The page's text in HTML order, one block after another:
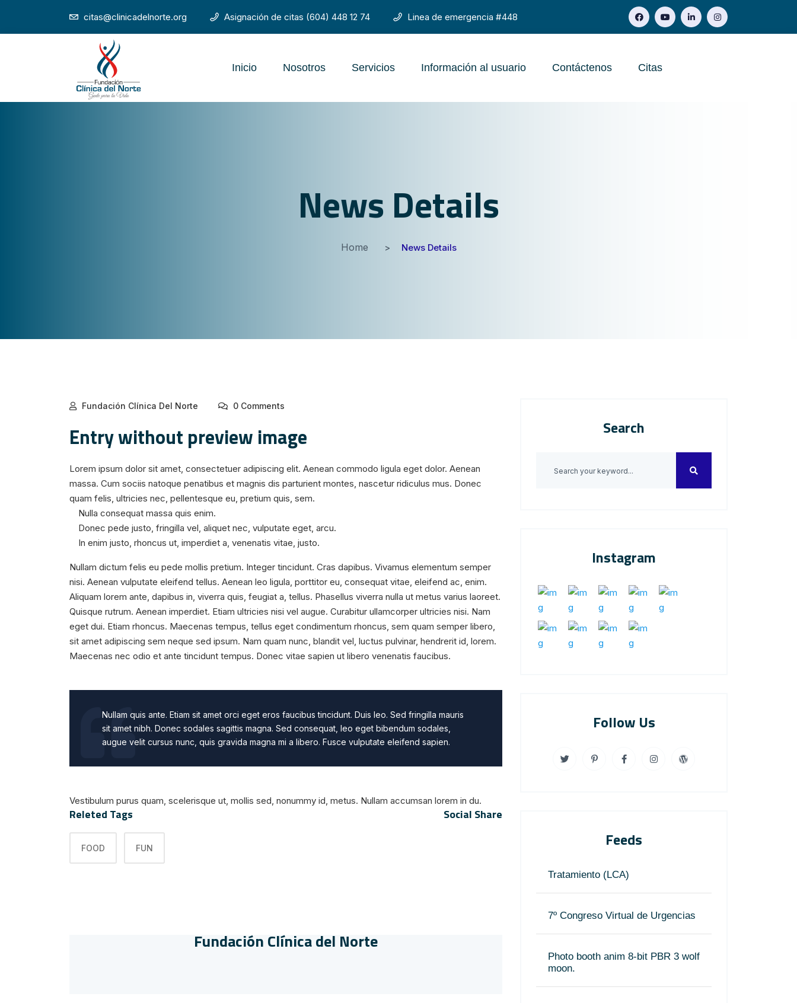
citas@clinicadelnorte.org Asignación de citas (604) 448 12 74 Linea de emergencia #448
Inicio Nosotros Servicios Información al usuario Contáctenos Citas
News Details
Home News Details
Fundación Clínica Del Norte 0 Comments
Entry without preview image
Lorem ipsum dolor sit amet, consectetuer adipiscing elit. Aenean commodo ligula eget dolor. Aenean
massa. Cum sociis natoque penatibus et magnis dis parturient montes, nascetur ridiculus mus. Donec
quam felis, ultricies nec, pellentesque eu, pretium quis, sem.
Nulla consequat massa quis enim.
Donec pede justo, fringilla vel, aliquet nec, vulputate eget, arcu.
In enim justo, rhoncus ut, imperdiet a, venenatis vitae, justo.
Nullam dictum felis eu pede mollis pretium. Integer tincidunt. Cras dapibus. Vivamus elementum semper
nisi. Aenean vulputate eleifend tellus. Aenean leo ligula, porttitor eu, consequat vitae, eleifend ac, enim.
Aliquam lorem ante, dapibus in, viverra quis, feugiat a, tellus. Phasellus viverra nulla ut metus varius laoreet.
Quisque rutrum. Aenean imperdiet. Etiam ultricies nisi vel augue. Curabitur ullamcorper ultricies nisi. Nam
eget dui. Etiam rhoncus. Maecenas tempus, tellus eget condimentum rhoncus, sem quam semper libero,
sit amet adipiscing sem neque sed ipsum. Nam quam nunc, blandit vel, luctus pulvinar, hendrerit id, lorem.
Maecenas nec odio et ante tincidunt tempus. Donec vitae sapien ut libero venenatis faucibus.
Nullam quis ante. Etiam sit amet orci eget eros faucibus tincidunt. Duis leo. Sed fringilla mauris
sit amet nibh. Donec sodales sagittis magna. Sed consequat, leo eget bibendum sodales,
augue velit cursus nunc, quis gravida magna mi a libero. Fusce vulputate eleifend sapien.
Vestibulum purus quam, scelerisque ut, mollis sed, nonummy id, metus. Nullam accumsan lorem in du.
Releted Tags
FOOD FUN
Social Share
Fundación Clínica del Norte
Search
Instagram
Follow Us
Feeds
Tratamiento (LCA)
7º Congreso Virtual de Urgencias
Photo booth anim 8-bit PBR 3 wolf
moon.